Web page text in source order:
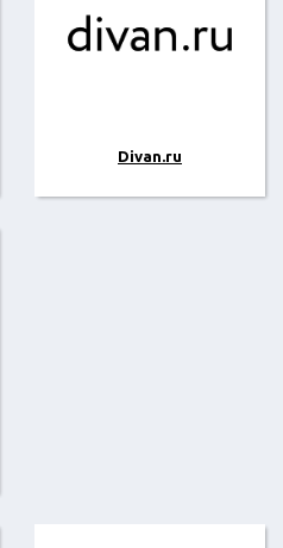
Divan.ru